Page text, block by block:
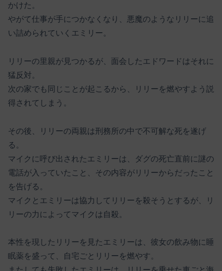
かけた。
やがて仕事が手につかなくなり、悪魔のようなリリーに追
い詰められていくエミリー。
リリーの里親が見つかるが、面会したエドワードはそれに
猛反対。
次の家でも同じことが起こるから、リリーを燃やすよう説
得されてしまう。
その後、リリーの両親は刑務所の中で不可解な死を遂げ
る。
マイクに呼び出されたエミリーは、ダグの死亡直前に謎の
電話が入っていたこと、その内容がリリーからだったこと
を告げる。
マイクとエミリーは協力してリリーを殺そうとするが、リ
リーの力によってマイクは自殺。
本性を現したリリーを見たエミリーは、彼女の飲み物に睡
眠薬を盛って、自宅ごとリリーを燃やす。